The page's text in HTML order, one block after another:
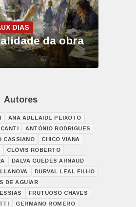
DIAS
da obra
Autores
ANA ADELAIDE PEIXOTO
ANTÓNIO RODRIGUES
CASSIANO
CHICO VIANA
CLÓVIS ROBERTO
DALVA GUEDES ARNAUD
DURVAL LEAL FILHO
DE AGUIAR
FRUTUOSO CHAVES
GERMANO ROMERO